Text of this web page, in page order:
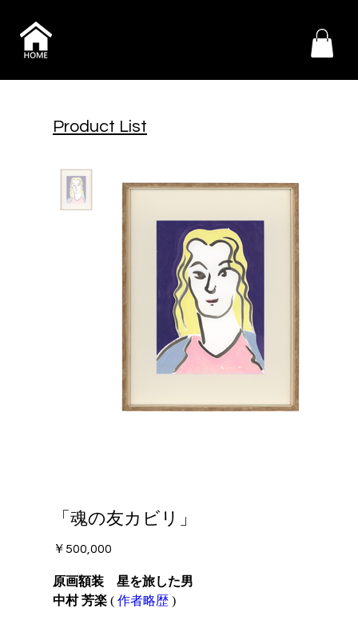
「魂の友カビリ」
価
￥500,000
原画額装 星を旅した男
中村 芳楽(作者略歴 )
Product List